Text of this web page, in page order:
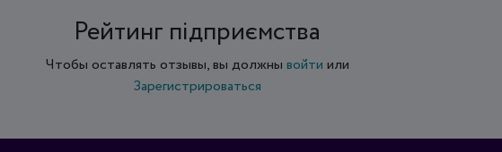
Рейтинг підприємства
Чтобы оставлять отзывы, вы должны войти или
Зарегистрироваться